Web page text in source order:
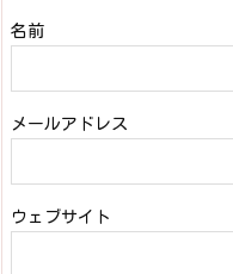
名前
メールアドレス
ウェブサイト